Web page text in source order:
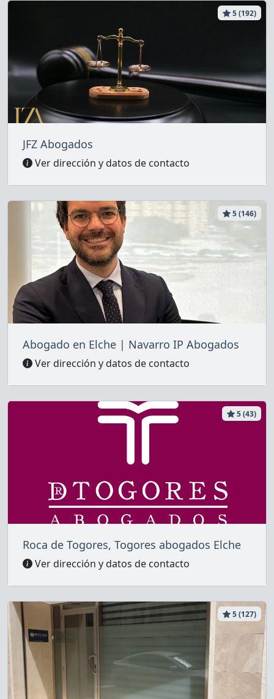
5 (192)
JFZ Abogados
Ver dirección y datos de contacto
5 (146)
Abogado en Elche | Navarro IP Abogados
Ver dirección y datos de contacto
5 (43)
Roca de Togores, Togores abogados Elche
Ver dirección y datos de contacto
5 (127)